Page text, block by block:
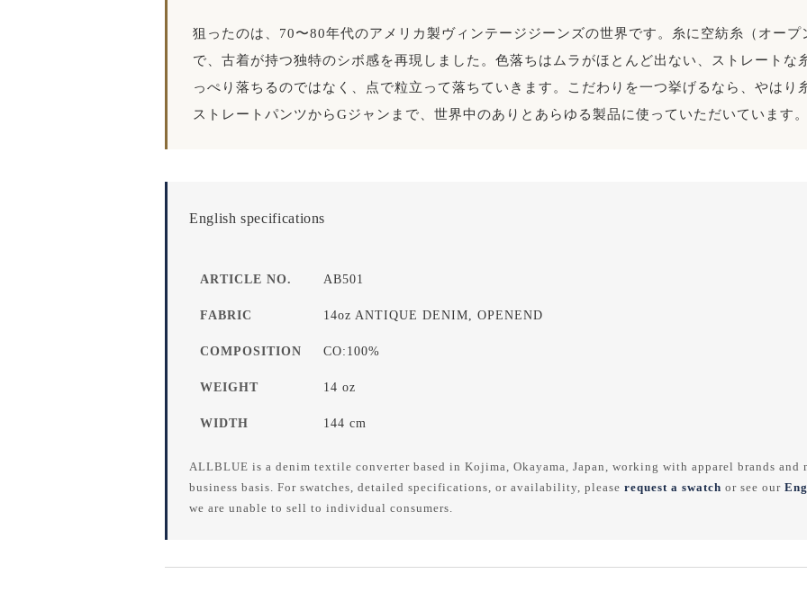
狙ったのは、70〜80年代のアメリカ製ヴィンテージジーンズの世界です。糸に空紡糸（オー
で、古着が持つ独特のシボ感を再現しました。色落ちはムラがほとんど出ない、ストレートな
っぺり落ちるのではなく、点で粒立って落ちていきます。こだわりを一つ挙げるなら、やは
ストレートパンツからGジャンまで、世界中のありとあらゆる製品に使っていただいています
English specifications
ARTICLE NO. AB501
FABRIC 14oz ANTIQUE DENIM, OPENEND
COMPOSITION CO:100%
WEIGHT 14 oz
WIDTH 144 cm
ALLBLUE is a denim textile converter based in Kojima, Okayama, Japan, working with apparel brands and
business basis. For swatches, detailed specifications, or availability, please request a swatch or see our
we are unable to sell to individual consumers.